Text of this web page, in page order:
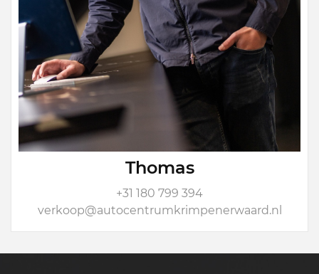
Thomas
+31 180 799 394
verkoop@autocentrumkrimpenerwaard.nl